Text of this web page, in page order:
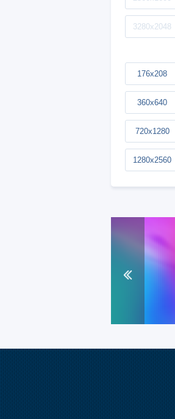
3280x2048
176x208
360x640
720x1280
1280x2560